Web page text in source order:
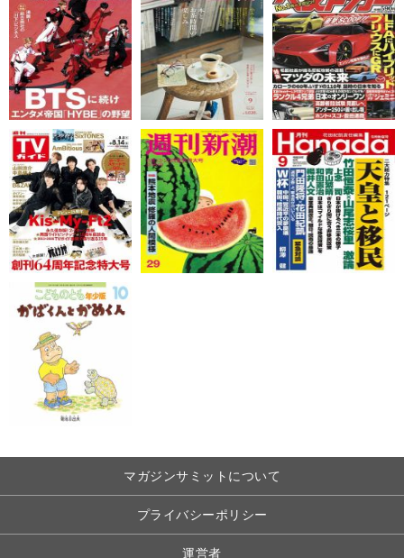
マガジンサミットについて
プライバシーポリシー
運営者